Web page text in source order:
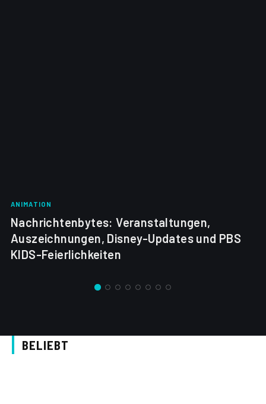
ANIMATION
Nachrichtenbytes: Veranstaltungen,
Auszeichnungen, Disney-Updates und PBS
KIDS-Feierlichkeiten
BELIEBT